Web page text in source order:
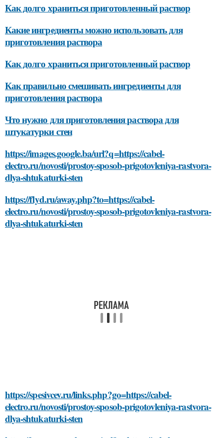
Как долго храниться приготовленный раствор
Какие ингредиенты можно использовать для
приготовления раствора
Как долго храниться приготовленный раствор
Как правильно смешивать ингредиенты для
приготовления раствора
Что нужно для приготовления раствора для
штукатурки стен
https://images.google.ba/url?q=https://cabel-
electro.ru/novosti/prostoy-sposob-prigotovleniya-rastvora-
dlya-shtukaturki-sten
https://flyd.ru/away.php?to=https://cabel-
electro.ru/novosti/prostoy-sposob-prigotovleniya-rastvora-
dlya-shtukaturki-sten
https://spesivcev.ru/links.php?go=https://cabel-
electro.ru/novosti/prostoy-sposob-prigotovleniya-rastvora-
dlya-shtukaturki-sten